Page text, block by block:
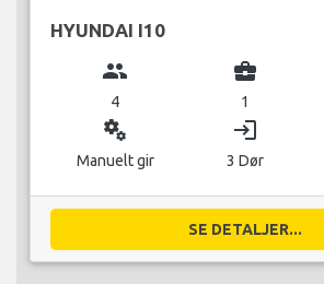
HYUNDAI I10
group
4
business_center
1
miscellaneous_services
Manuelt gir
login
3 Dør
SE DETALJER...